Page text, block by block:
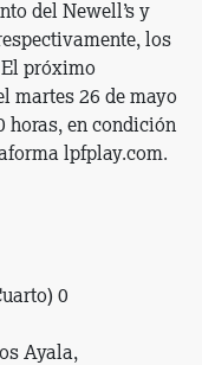
del Newell’s y
los
próximo
martes 26 de mayo
horas, en condición
lpfplay.com.
0
Ayala,